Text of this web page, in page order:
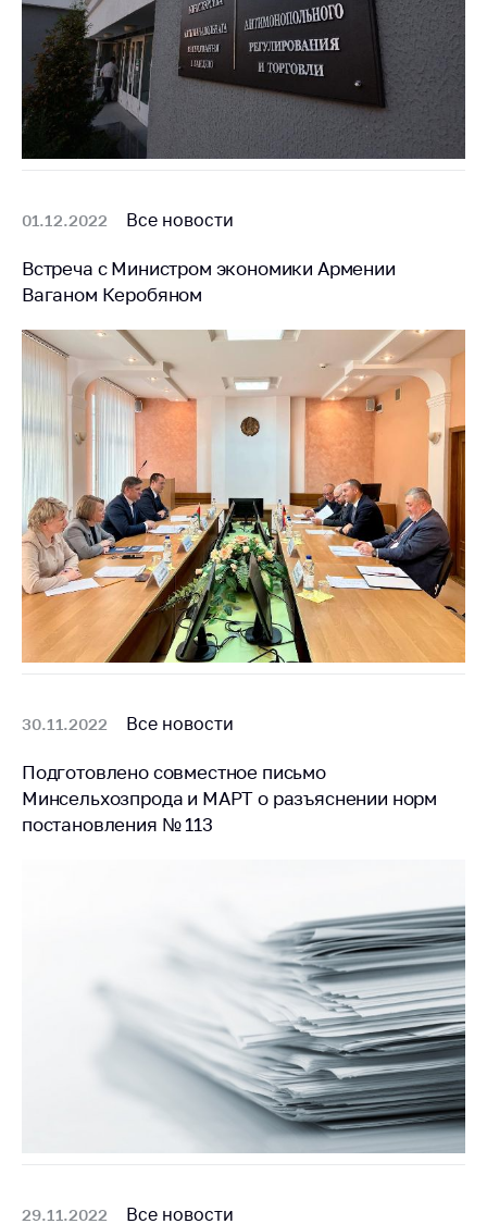
01.12.2022 Все новости
Встреча с Министром экономики Армении
Ваганом Керобяном
30.11.2022 Все новости
Подготовлено совместное письмо
Минсельхозпрода и МАРТ о разъяснении норм
постановления № 113
29.11.2022 Все новости